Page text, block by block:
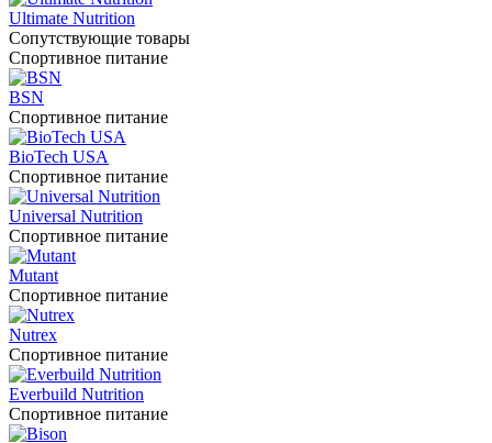
Ultimate Nutrition
Сопутствующие товары
Спортивное питание
BSN
Спортивное питание
BioTech USA
Спортивное питание
Universal Nutrition
Спортивное питание
Mutant
Спортивное питание
Nutrex
Спортивное питание
Everbuild Nutrition
Спортивное питание